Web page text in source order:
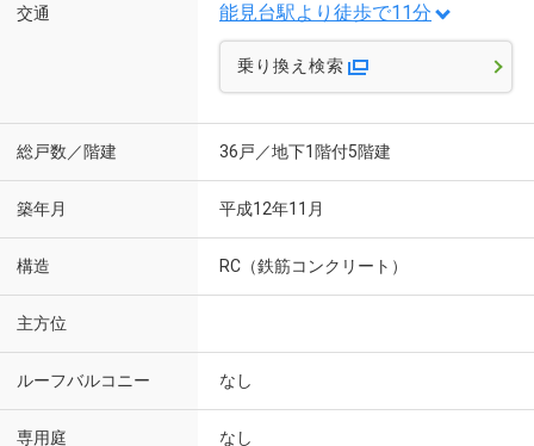
交通 能見台駅より徒歩で11分
乗り換え検索
総戸数／階建 36戸／地下1階付5階建
築年月 平成12年11月
構造 RC（鉄筋コンクリート）
主方位
ルーフバルコニー なし
専用庭 なし